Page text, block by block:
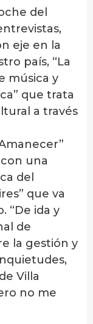
del
eje en la
país, “La
música y
que trata
a través
una
del
que va
“De ida y
de
la gestión y
Villa
no me